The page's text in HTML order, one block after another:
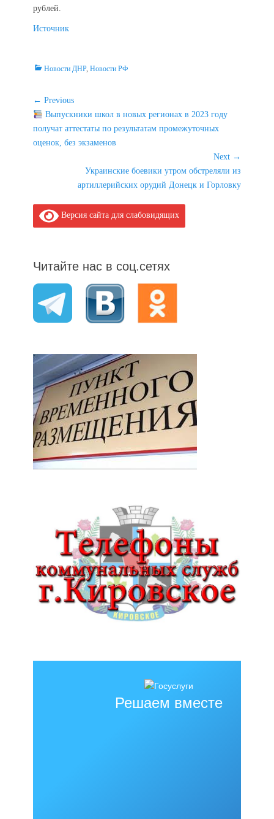
рублей.
Источник
Categories
Новости ДНР, Новости РФ
Навигация
по
записям
← Previous
Previous
post:
Выпускники школ в новых регионах в 2023 году
получат аттестаты по результатам промежуточных
оценок, без экзаменов
Next →
Украинские боевики утром обстреляли из
артиллерийских орудий Донецк и Горловку
Версия сайта для слабовидящих
Читайте нас в соц.сетях
Решаем вместе